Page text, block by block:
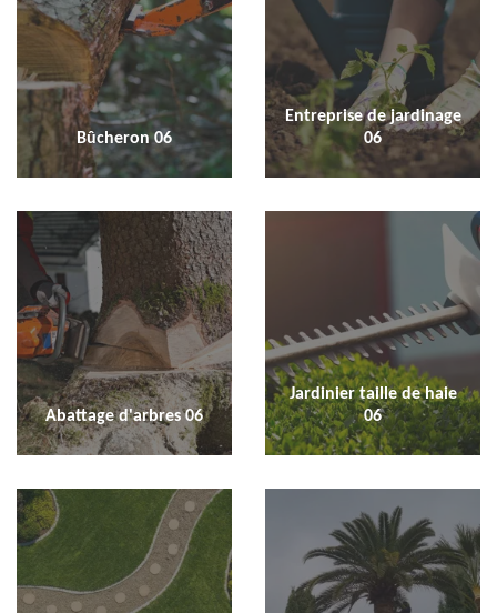
Bûcheron 06
Entreprise de jardinage
06
Abattage d'arbres 06
Jardinier taille de haie
06